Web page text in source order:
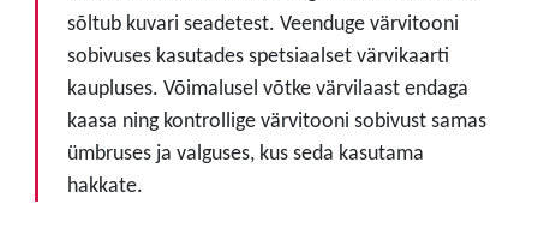
sõltub kuvari seadetest. Veenduge värvitooni
sobivuses kasutades spetsiaalset värvikaarti
kaupluses. Võimalusel võtke värvilaast endaga
kaasa ning kontrollige värvitooni sobivust samas
ümbruses ja valguses, kus seda kasutama
hakkate.